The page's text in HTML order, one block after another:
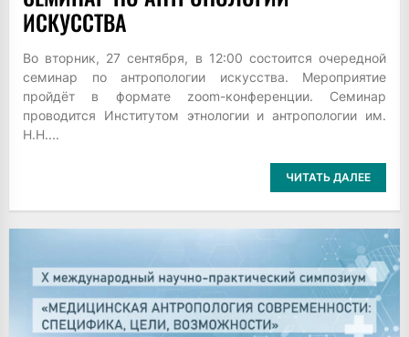
ИСКУССТВА
Во вторник, 27 сентября, в 12:00 состоится очередной
семинар по антропологии искусства. Мероприятие
пройдёт в формате zoom-конференции. Семинар
проводится Институтом этнологии и антропологии им.
Н.Н....
ЧИТАТЬ ДАЛЕЕ